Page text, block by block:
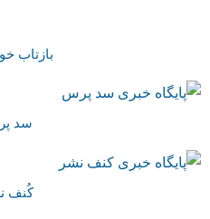
بازتاب
سد
کُنف